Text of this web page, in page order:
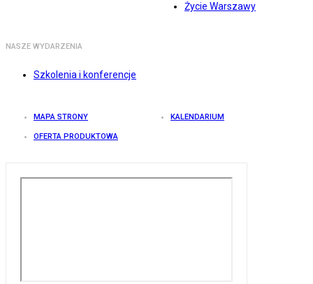
Życie Warszawy
NASZE WYDARZENIA
Szkolenia i konferencje
MAPA STRONY KALENDARIUM
OFERTA PRODUKTOWA